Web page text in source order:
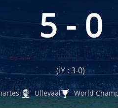
5 - 0
(İY : 3-0)
Ullevaal World